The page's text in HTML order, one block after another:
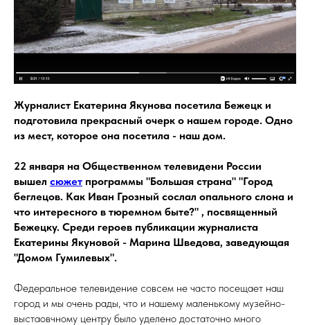
Журналист Екатерина Якунова посетила Бежецк и
подготовила прекрасный очерк о нашем городе. Одно
из мест, которое она посетила - наш дом.
22 января на Общественном телевидени России
вышел сюжет программы "Большая страна" "Город
беглецов. Как Иван Грозный сослал опального слона и
что интересного в тюремном быте?" , посвященный
Бежецку. Среди героев публикации журналиста
Екатерины Якуновой - Марина Шведова, заведующая
"Домом Гумилевых".
Федеральное телевидение совсем не часто посещает наш
город и мы очень рады, что и нашему маленькому музейно-
выстаовчному центру было уделено достаточно много